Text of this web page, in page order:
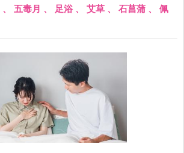
、 五毒月 、 足浴 、 艾草 、 石菖蒲 、 佩